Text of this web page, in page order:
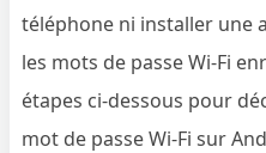
téléphone ni installer une
les mots de passe Wi-Fi
étapes ci-dessous pour
mot de passe Wi-Fi sur